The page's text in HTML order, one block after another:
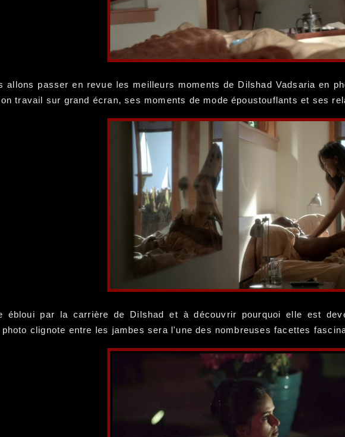
allons passer en revue les meilleurs moments de Dilshad Vadsaria en
travail sur grand écran, ses moments de mode époustouflants et ses
ébloui par la carrière de Dilshad et à découvrir pourquoi elle est
clignote entre les jambes sera l'une des nombreuses facettes